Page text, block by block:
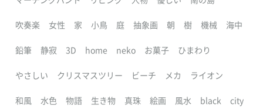
吹奏楽 女性 家 小鳥 庭 抽象画 朝 樹 機械 海中
鉛筆 静寂 3D home neko お菓子 ひまわり
やさしい クリスマスツリー ビーチ メカ ライオン
和風 水色 物語 生き物 真珠 絵画 風水 black city